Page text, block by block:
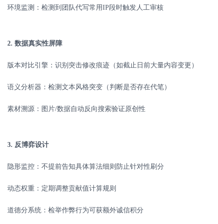
环境监测：检测到团队代写常用IP段时触发人工审核
2. 数据真实性屏障
版本对比引擎：识别突击修改痕迹（如截止日前大量内容变更）
语义分析器：检测文本风格突变（判断是否存在代笔）
素材溯源：图片/数据自动反向搜索验证原创性
3. 反博弈设计
隐形监控：不提前告知具体算法细则防止针对性刷分
动态权重：定期调整贡献值计算规则
道德分系统：检举作弊行为可获额外诚信积分